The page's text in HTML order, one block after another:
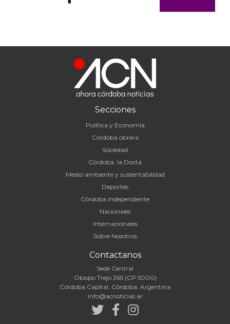
Secciones
Política y Economía
Córdoba obrera
Sociedad
Córdoba, la Docta
Medio ambiente y sustentabilidad
Deportes
Córdoba independiente
Nacionales
Internacionales
Sobre Nosotros
Contactanos
Sede Central
Obispo Trejo 365 (CP 5000)
Córdoba Capital, Córdoba, Argentina
info@acnoticias.ar